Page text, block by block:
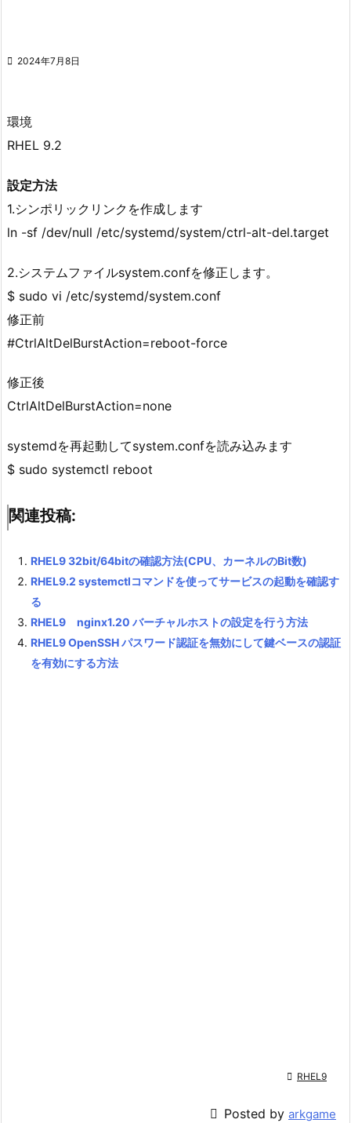
 2024年7月8日
環境
RHEL 9.2
設定方法
1.シンポリックリンクを作成します
ln -sf /dev/null /etc/systemd/system/ctrl-alt-del.target
2.システムファイルsystem.confを修正します。
$ sudo vi /etc/systemd/system.conf
修正前
#CtrlAltDelBurstAction=reboot-force
修正後
CtrlAltDelBurstAction=none
systemdを再起動してsystem.confを読み込みます
$ sudo systemctl reboot
関連投稿:
RHEL9 32bit/64bitの確認方法(CPU、カーネルのBit数)
RHEL9.2 systemctlコマンドを使ってサービスの起動を確認す
る
RHEL9 nginx1.20 バーチャルホストの設定を行う方法
RHEL9 OpenSSH パスワード認証を無効にして鍵ベースの認証
を有効にする方法
 RHEL9
 Posted by arkgame